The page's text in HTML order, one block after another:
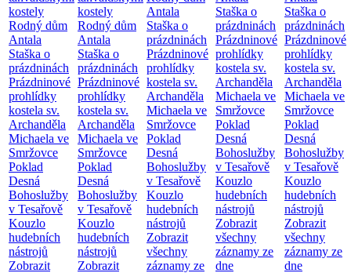
kostely
Rodný dům
Antala
Staška o
prázdninách
Prázdninové
prohlídky
kostela sv.
Archanděla
Michaela ve
Smržovce
Poklad
Desná
Bohoslužby
v Tesařově
Kouzlo
hudebních
nástrojů
Zobrazit
kostely
Rodný dům
Antala
Staška o
prázdninách
Prázdninové
prohlídky
kostela sv.
Archanděla
Michaela ve
Smržovce
Poklad
Desná
Bohoslužby
v Tesařově
Kouzlo
hudebních
nástrojů
Zobrazit
Antala
Staška o
prázdninách
Prázdninové
prohlídky
kostela sv.
Archanděla
Michaela ve
Smržovce
Poklad
Desná
Bohoslužby
v Tesařově
Kouzlo
hudebních
nástrojů
Zobrazit
všechny
záznamy ze
Staška o
prázdninách
Prázdninové
prohlídky
kostela sv.
Archanděla
Michaela ve
Smržovce
Poklad
Desná
Bohoslužby
v Tesařově
Kouzlo
hudebních
nástrojů
Zobrazit
všechny
záznamy ze
dne
Staška o
prázdninách
Prázdninové
prohlídky
kostela sv.
Archanděla
Michaela ve
Smržovce
Poklad
Desná
Bohoslužby
v Tesařově
Kouzlo
hudebních
nástrojů
Zobrazit
všechny
záznamy ze
dne